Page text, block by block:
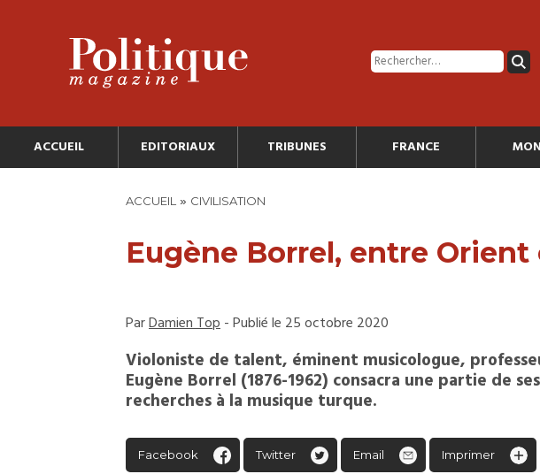
ACCUEIL EDITORIAUX TRIBUNES FRANCE
ACCUEIL » CIVILISATION
Eugène Borrel, entre
ParDamien Top- Publié le 25 octobre 2020
Violoniste de talent, éminent musicologue,
Eugène Borrel (1876-1962) consacra une partie de
recherches à la musique turque.
Facebook Twitter Email Imprimer